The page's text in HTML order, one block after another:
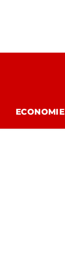
ECONOMIE